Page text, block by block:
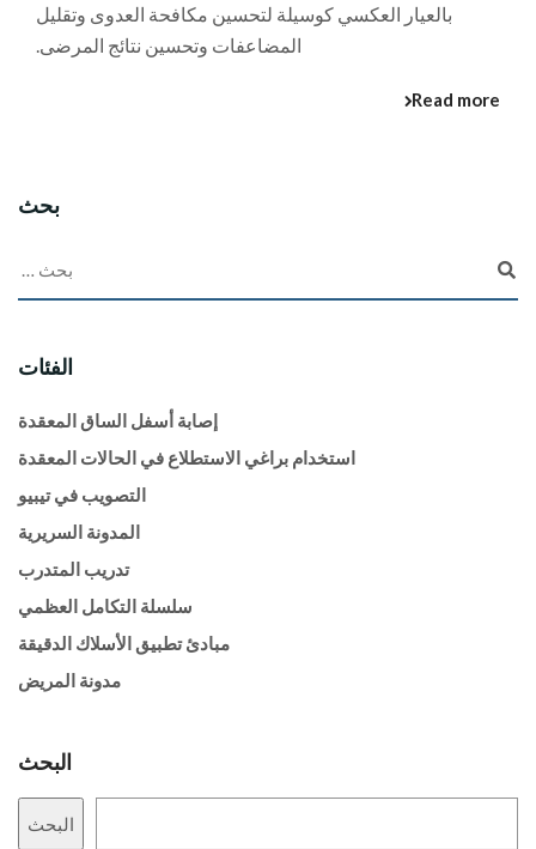
بالعيار العكسي كوسيلة لتحسين مكافحة العدوى وتقليل
المضاعفات وتحسين نتائج المرضى.
Read more
بحث
الفئات
إصابة أسفل الساق المعقدة
استخدام براغي الاستطلاع في الحالات المعقدة
التصويب في تيبيو
المدونة السريرية
تدريب المتدرب
سلسلة التكامل العظمي
مبادئ تطبيق الأسلاك الدقيقة
مدونة المريض
البحث
البحث